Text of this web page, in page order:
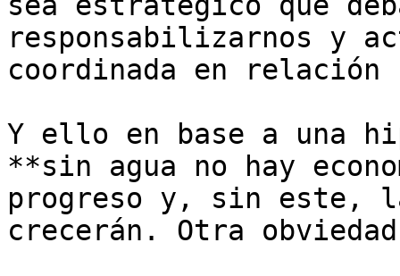
responsabilizarnos y
coordinada en
Y ello en base a una
**sin agua no hay
progreso y, sin este,
crecerán. Otra